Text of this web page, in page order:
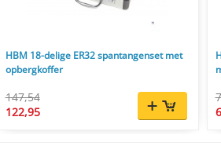
HBM 18-delige ER32 spantangenset met
opbergkoffer
147,54
122,95